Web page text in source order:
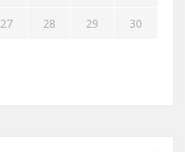
27 28 29 30